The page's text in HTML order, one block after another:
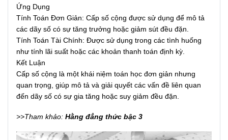
Ứng Dụng
Tính Toán Đơn Giản: Cấp số cộng được sử dụng để mô tả
các dãy số có sự tăng trưởng hoặc giảm sút đều đặn.
Tính Toán Tài Chính: Được sử dụng trong các tình huống
như tính lãi suất hoặc các khoản thanh toán định kỳ.
Kết Luận
Cấp số cộng là một khái niệm toán học đơn giản nhưng
quan trọng, giúp mô tả và giải quyết các vấn đề liên quan
đến dãy số có sự gia tăng hoặc suy giảm đều đặn.
>>Tham khảo: Hằng đẳng thức bậc 3